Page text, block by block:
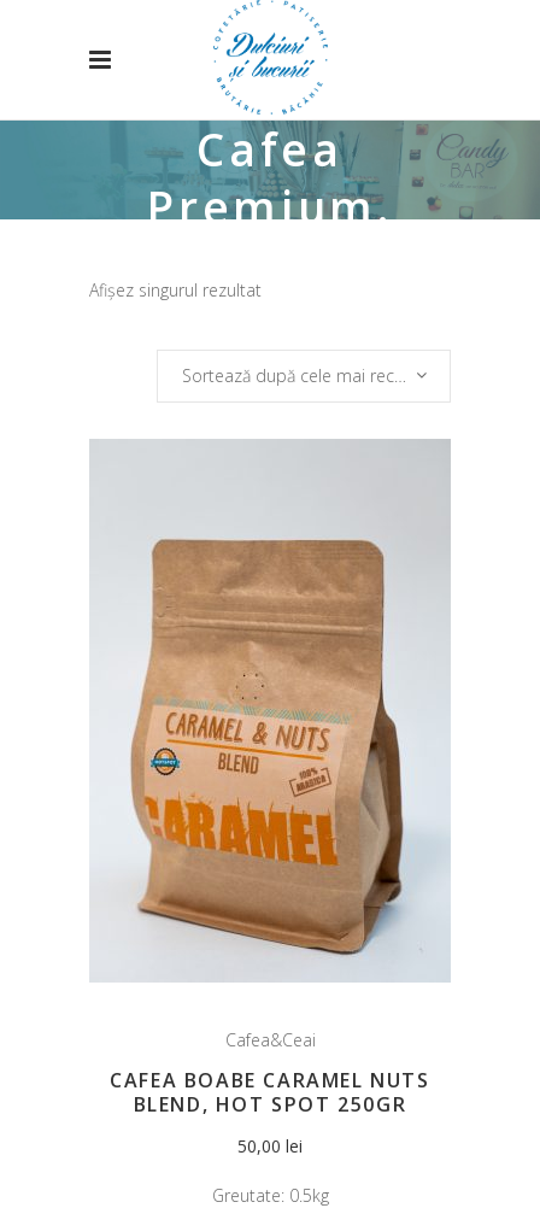
Cafea
Premium.
Afișez singurul rezultat
Cafea&Ceai
CAFEA BOABE CARAMEL NUTS
BLEND, HOT SPOT 250GR
50,00 lei
Greutate: 0.5kg